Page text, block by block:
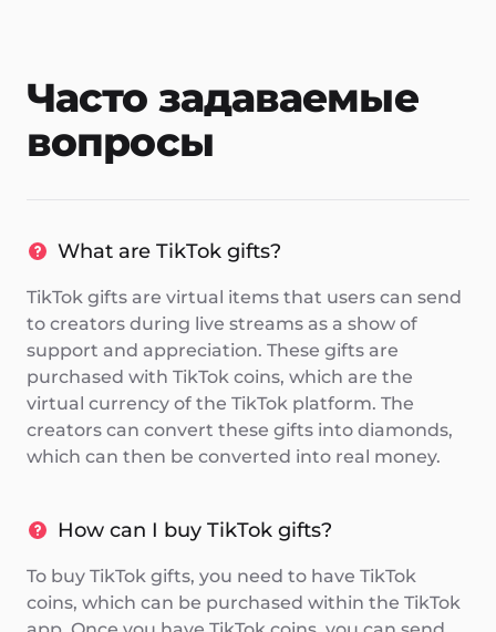
Часто задаваемые
вопросы
What are TikTok gifts?
TikTok gifts are virtual items that users can send
to creators during live streams as a show of
support and appreciation. These gifts are
purchased with TikTok coins, which are the
virtual currency of the TikTok platform. The
creators can convert these gifts into diamonds,
which can then be converted into real money.
How can I buy TikTok gifts?
To buy TikTok gifts, you need to have TikTok
coins, which can be purchased within the TikTok